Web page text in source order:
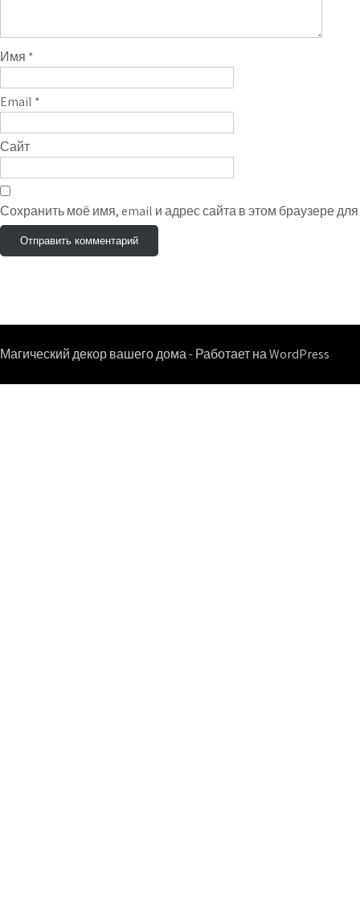
Имя *
Email *
Сайт
Сохранить моё имя, email и адрес сайта в этом браузере
Магический декор вашего дома - Работает на WordPress